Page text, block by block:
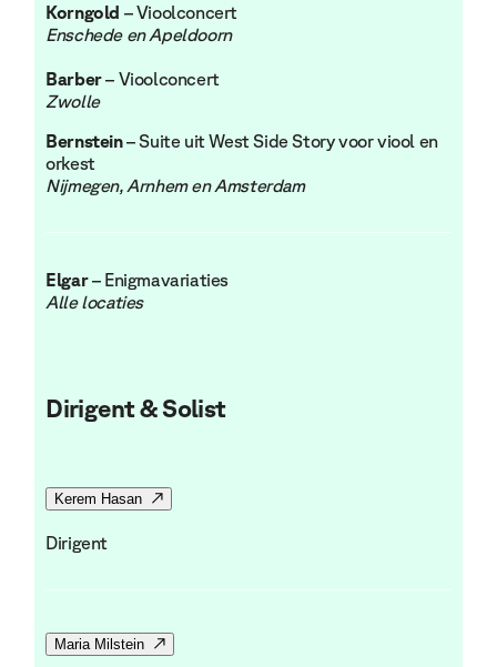
Korngold – Vioolconcert
Enschede en Apeldoorn
Barber– Vioolconcert
Zwolle
Bernstein– Suite uit West Side Story voor viool en
orkest
Nijmegen, Arnhem en Amsterdam
Elgar– Enigmavariaties
Alle locaties
Dirigent & Solist
Kerem Hasan
Dirigent
Maria Milstein